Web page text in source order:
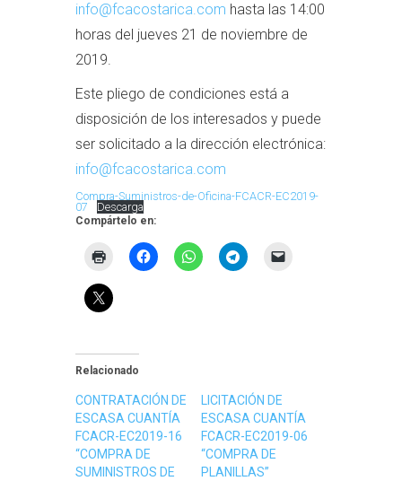
info@fcacostarica.com hasta las 14:00
horas del jueves 21 de noviembre de
2019.
Este pliego de condiciones está a
disposición de los interesados y puede
ser solicitado a la dirección electrónica:
info@fcacostarica.com
Compra-Suministros-de-Oficina-FCACR-EC2019-
07
Descarga
Compártelo en:
Relacionado
CONTRATACIÓN DE
ESCASA CUANTÍA
FCACR-EC2019-16
“COMPRA DE
SUMINISTROS DE
LICITACIÓN DE
ESCASA CUANTÍA
FCACR-EC2019-06
“COMPRA DE
PLANILLAS”